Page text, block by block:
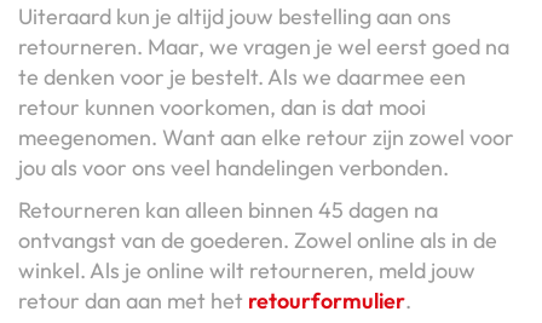
Uiteraard kun je altijd jouw bestelling aan ons
retourneren. Maar, we vragen je wel eerst goed na
te denken voor je bestelt. Als we daarmee een
retour kunnen voorkomen, dan is dat mooi
meegenomen. Want aan elke retour zijn zowel voor
jou als voor ons veel handelingen verbonden.
Retourneren kan alleen binnen 45 dagen na
ontvangst van de goederen. Zowel online als in de
winkel. Als je online wilt retourneren, meld jouw
retour dan aan met het retourformulier.